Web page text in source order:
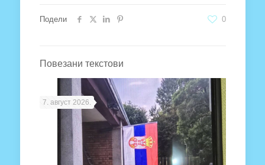
Подели 0
Повезани текстови
7. август 2026.